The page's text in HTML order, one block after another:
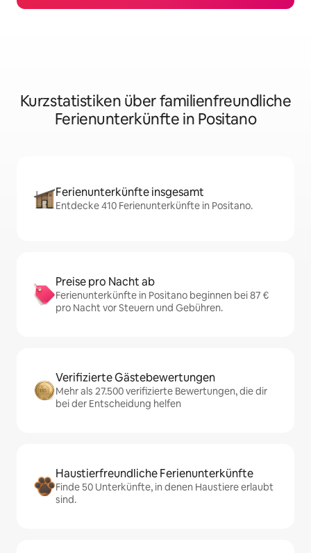
Kurzstatistiken über familienfreundliche
Ferienunterkünfte in Positano
Ferienunterkünfte insgesamt
Entdecke 410 Ferienunterkünfte in Positano.
Preise pro Nacht ab
Ferienunterkünfte in Positano beginnen bei 87 €
pro Nacht vor Steuern und Gebühren.
Verifizierte Gästebewertungen
Mehr als 27.500 verifizierte Bewertungen, die dir
bei der Entscheidung helfen
Haustierfreundliche Ferienunterkünfte
Finde 50 Unterkünfte, in denen Haustiere erlaubt
sind.